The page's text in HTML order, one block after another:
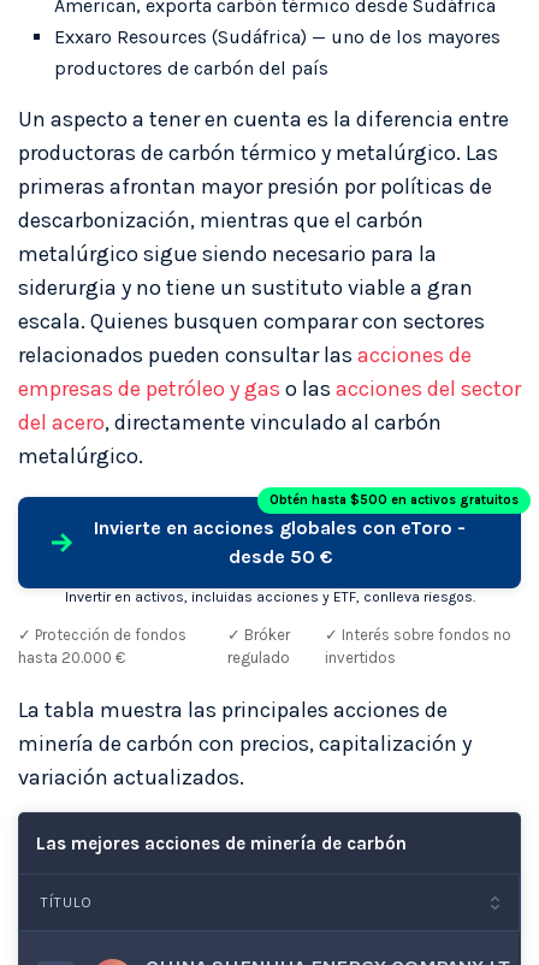
American, exporta carbón térmico desde Sudáfrica
Exxaro Resources (Sudáfrica) — uno de los mayores
productores de carbón del país
Un aspecto a tener en cuenta es la diferencia entre
productoras de carbón térmico y metalúrgico. Las
primeras afrontan mayor presión por políticas de
descarbonización, mientras que el carbón
metalúrgico sigue siendo necesario para la
siderurgia y no tiene un sustituto viable a gran
escala. Quienes busquen comparar con sectores
relacionados pueden consultar las acciones de
empresas de petróleo y gas o las acciones del sector
del acero, directamente vinculado al carbón
metalúrgico.
Invierte en acciones globales con eToro -
desde 50 €
Obtén hasta $500 en activos gratuitos
Invertir en activos, incluidas acciones y ETF, conlleva riesgos.
✓ Protección de fondos
hasta 20.000 €
✓ Bróker
regulado
✓ Interés sobre fondos no
invertidos
La tabla muestra las principales acciones de
minería de carbón con precios, capitalización y
variación actualizados.
Las mejores acciones de minería de carbón
TÍTULO